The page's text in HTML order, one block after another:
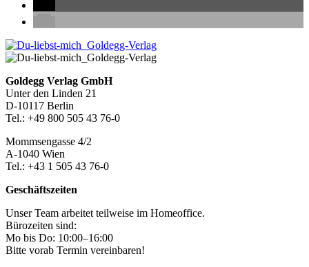
Seitenleiste
Footer-
Section
Goldegg Verlag GmbH
Unter den Linden 21
D-10117 Berlin
Tel.: +49 800 505 43 76-0
Mommsengasse 4/2
A-1040 Wien
Tel.: +43 1 505 43 76-0
Geschäftszeiten
Unser Team arbeitet teilweise im Homeoffice.
Bürozeiten sind:
Mo bis Do: 10:00–16:00
Bitte vorab Termin vereinbaren!